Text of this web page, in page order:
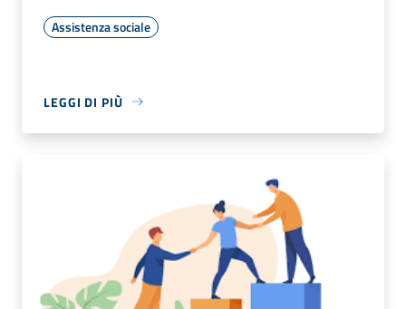
Assistenza sociale
LEGGI DI PIÙ